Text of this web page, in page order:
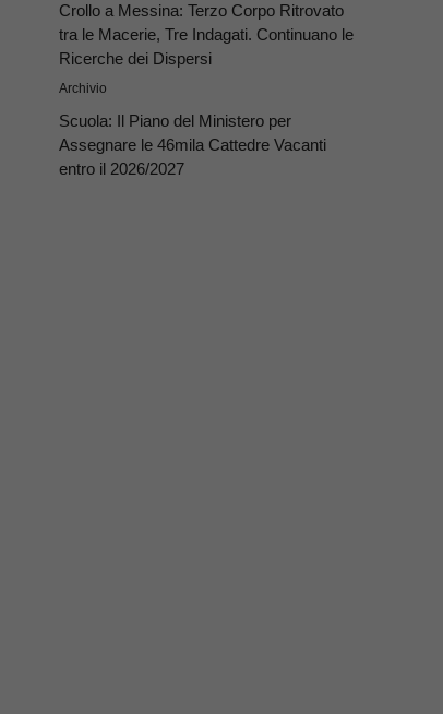
Crollo a Messina: Terzo Corpo Ritrovato
tra le Macerie, Tre Indagati. Continuano le
Ricerche dei Dispersi
Archivio
Scuola: Il Piano del Ministero per
Assegnare le 46mila Cattedre Vacanti
entro il 2026/2027